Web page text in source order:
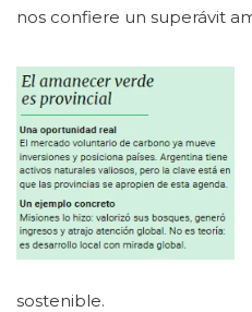
nos confiere un superávit
sostenible.